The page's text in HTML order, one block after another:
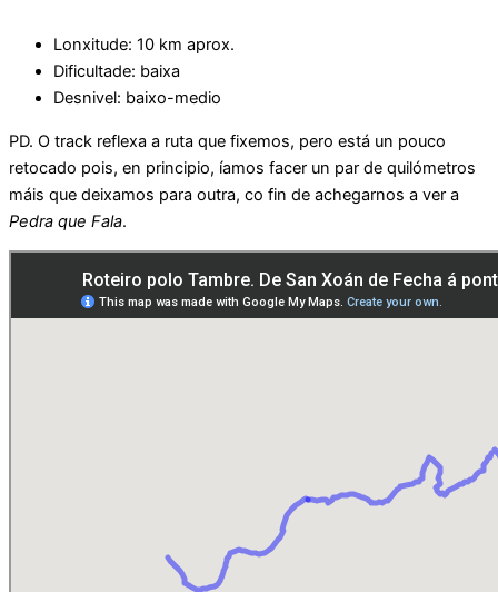
Lonxitude: 10 km aprox.
Dificultade: baixa
Desnivel: baixo-medio
PD. O track reflexa a ruta que fixemos, pero está un pouco
retocado pois, en principio, íamos facer un par de quilómetros
máis que deixamos para outra, co fin de achegarnos a ver a
Pedra que Fala.